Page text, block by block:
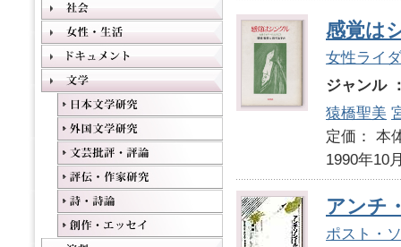
感覚は
女性ライ
ジャンル
猿橋聖美
定価：
1990年10
アンチ
ポスト・